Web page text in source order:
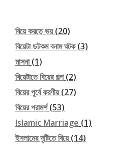
বিয়ে করতে ভয়(20)
বিয়েটা ডটকম বনাম ঘটক(3)
মাসনা(1)
বিয়েটাতে বিয়ের গল্প(2)
বিয়ের পূর্বে করণীয়(27)
বিয়ের পরামর্শ(53)
Islamic Marriage (1)
ইসলামের দৃষ্টিতে বিয়ে(14)